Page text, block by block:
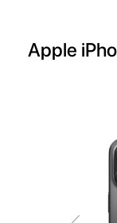
Apple